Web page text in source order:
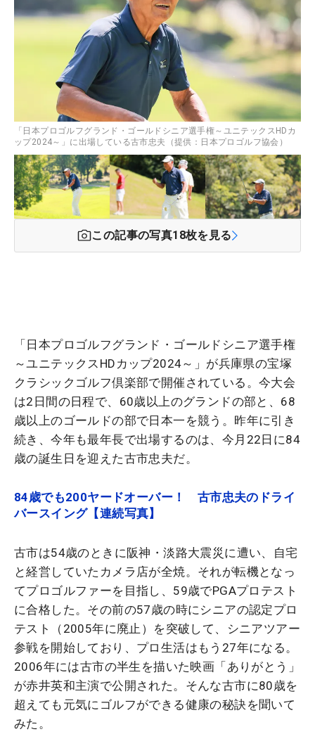
「日本プロゴルフグランド・ゴールドシニア選手権～ユニテックスHDカ
ップ2024～」に出場している古市忠夫（提供：日本プロゴルフ協会）
この記事の写真18枚を見る
「日本プロゴルフグランド・ゴールドシニア選手権
～ユニテックスHDカップ2024～」が兵庫県の宝塚
クラシックゴルフ倶楽部で開催されている。今大会
は2日間の日程で、60歳以上のグランドの部と、68
歳以上のゴールドの部で日本一を競う。昨年に引き
続き、今年も最年長で出場するのは、今月22日に84
歳の誕生日を迎えた古市忠夫だ。
84歳でも200ヤードオーバー！ 古市忠夫のドライ
バースイング【連続写真】
古市は54歳のときに阪神・淡路大震災に遭い、自宅
と経営していたカメラ店が全焼。それが転機となっ
てプロゴルファーを目指し、59歳でPGAプロテスト
に合格した。その前の57歳の時にシニアの認定プロ
テスト（2005年に廃止）を突破して、シニアツアー
参戦を開始しており、プロ生活はもう27年になる。
2006年には古市の半生を描いた映画「ありがとう」
が赤井英和主演で公開された。そんな古市に80歳を
超えても元気にゴルフができる健康の秘訣を聞いて
みた。